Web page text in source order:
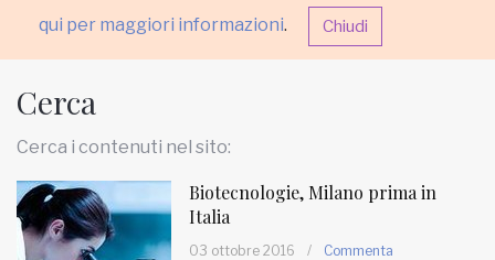
qui per maggiori informazioni. Chiudi
HOME
RUBRICHE
Cerca
Cerca i contenuti nel sito:
Biotecnologie, Milano prima in
Italia
03 ottobre 2016 / Commenta